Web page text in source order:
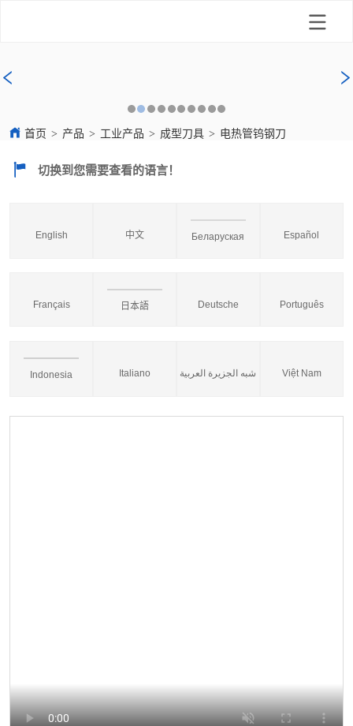
首页 > 产品 > 工业产品 > 成型刀具 > 电热管钨钢刀
切换到您需要查看的语言！
English 中文 Беларуская Español
Français 日本語 Deutsche Português
Indonesia Italiano شبه الجزيرة العربية Việt Nam